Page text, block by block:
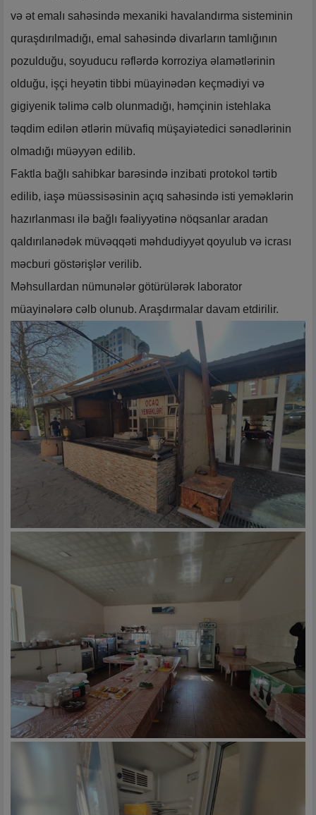
və ət emalı sahəsində mexaniki havalandırma sisteminin
quraşdırılmadığı, emal sahəsində divarların tamlığının
pozulduğu, soyuducu rəflərdə korroziya əlamətlərinin
olduğu, işçi heyətin tibbi müayinədən keçmədiyi və
gigiyenik təlimə cəlb olunmadığı, həmçinin istehlaka
təqdim edilən ətlərin müvafiq müşayiətedici sənədlərinin
olmadığı müəyyən edilib.
Faktla bağlı sahibkar barəsində inzibati protokol tərtib
edilib, iaşə müəssisəsinin açıq sahəsində isti yeməklərin
hazırlanması ilə bağlı fəaliyyətinə nöqsanlar aradan
qaldırılanədək müvəqqəti məhdudiyyət qoyulub və icrası
məcburi göstərişlər verilib.
Məhsullardan nümunələr götürülərək laborator
müayinələrə cəlb olunub. Araşdırmalar davam etdirilir.